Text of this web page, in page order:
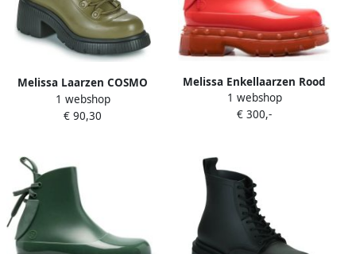
Melissa Laarzen COSMO
BOOT AD
1 webshop
€ 90,30
Melissa Enkellaarzen Rood
1 webshop
€ 300,-